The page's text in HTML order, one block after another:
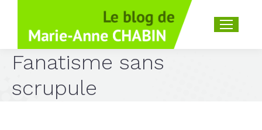
Recherche
Fanatisme sans
scrupule